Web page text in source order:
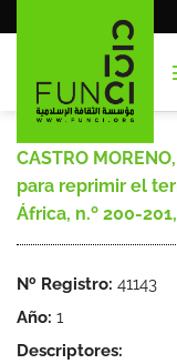
al
CASTRO
para reprimir el
África, n.º 200-
Nº Registro: 41143
Año: 1
Descriptores: